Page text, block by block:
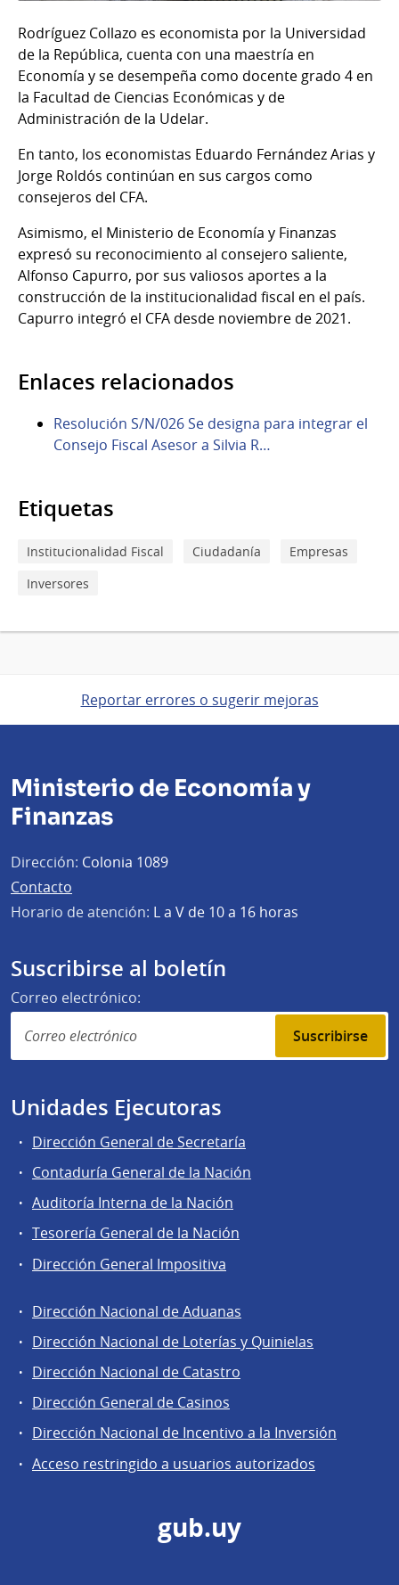
Rodríguez Collazo es economista por la Universidad
de la República, cuenta con una maestría en
Economía y se desempeña como docente grado 4 en
la Facultad de Ciencias Económicas y de
Administración de la Udelar.
En tanto, los economistas Eduardo Fernández Arias y
Jorge Roldós continúan en sus cargos como
consejeros del CFA.
Asimismo, el Ministerio de Economía y Finanzas
expresó su reconocimiento al consejero saliente,
Alfonso Capurro, por sus valiosos aportes a la
construcción de la institucionalidad fiscal en el país.
Capurro integró el CFA desde noviembre de 2021.
Enlaces relacionados
Resolución S/N/026 Se designa para integrar el
Consejo Fiscal Asesor a Silvia R…
Etiquetas
Institucionalidad Fiscal Ciudadanía
Empresas
Inversores
Reportar errores o sugerir mejoras
Ministerio de Economía y
Finanzas
Dirección: Colonia 1089
Contacto
Horario de atención: L a V de 10 a 16 horas
Suscribirse al boletín
Correo electrónico:
Suscribirse
Unidades Ejecutoras
Dirección General de Secretaría
Contaduría General de la Nación
Auditoría Interna de la Nación
Tesorería General de la Nación
Dirección General Impositiva
Áreas
de
la
Dirección
General
de
Secretaría
Dirección Nacional de Aduanas
Dirección Nacional de Loterías y Quinielas
Dirección Nacional de Catastro
Dirección General de Casinos
Dirección Nacional de Incentivo a la Inversión
Acceso restringido a usuarios autorizados
gub.uy